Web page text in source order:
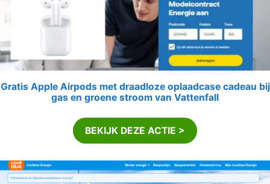
Gratis Apple Airpods met draadloze oplaadcase cadeau bij
gas en groene stroom van Vattenfall
BEKIJK DEZE ACTIE >